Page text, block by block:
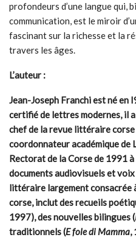
profondeurs d’une langue qui,
communication, est le miroir
fascinant sur la richesse et la
travers les âges.
L’auteur :
Jean-Joseph Franchiest né en
certifié de lettres modernes, il
chef de la revue littéraire
coordonnateur académique de
Rectorat de la Corse de 1991
documents audiovisuels et
littéraire largement consacrée
corse, inclut des recueils
1997), des nouvelles bilingues (
traditionnels (E fole di Mamma,